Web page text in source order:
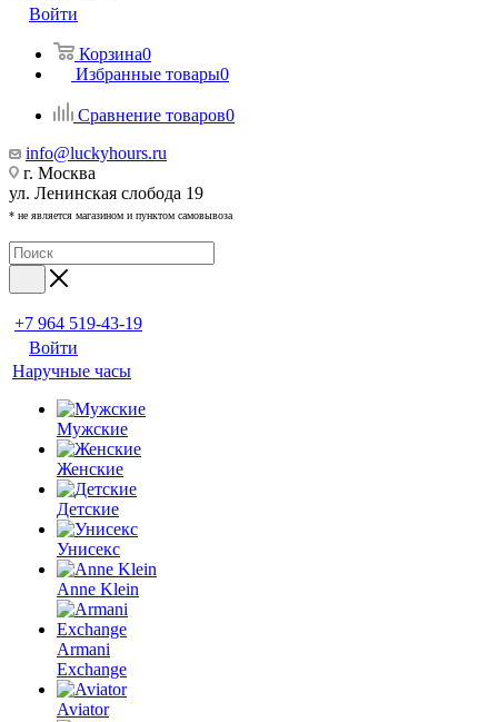
Войти
Корзина0
Избранные товары0
Сравнение товаров0
info@luckyhours.ru
г. Москва
ул. Ленинская слобода 19
* не является магазином и пунктом самовывоза
+7 964 519-43-19
Войти
Наручные часы
Мужские
Женские
Детские
Унисекс
Anne Klein
Armani
Exchange
Aviator